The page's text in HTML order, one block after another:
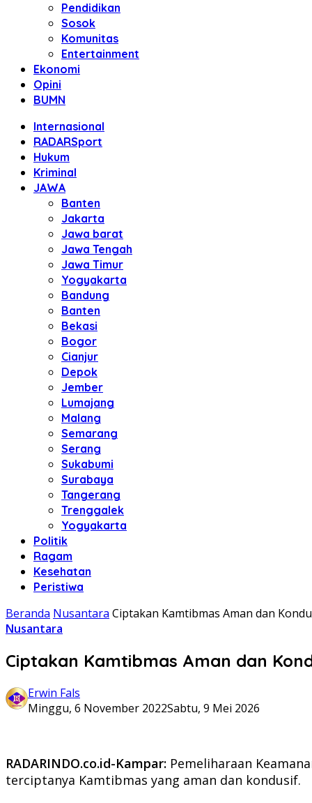
Pendidikan
Sosok
Komunitas
Entertainment
Ekonomi
Opini
BUMN
Internasional
RADARSport
Hukum
Kriminal
JAWA
Banten
Jakarta
Jawa barat
Jawa Tengah
Jawa Timur
Yogyakarta
Bandung
Banten
Bekasi
Bogor
Cianjur
Depok
Jember
Lumajang
Malang
Semarang
Serang
Sukabumi
Surabaya
Tangerang
Trenggalek
Yogyakarta
Politik
Ragam
Kesehatan
Peristiwa
Beranda Nusantara Ciptakan Kamtibmas Aman dan
Nusantara
Ciptakan Kamtibmas Aman dan
Erwin Fals
Minggu, 6 November 2022Sabtu, 9 Mei 2026
RADARINDO.co.id-Kampar: Pemeliharaan
terciptanya Kamtibmas yang aman dan kondusif.